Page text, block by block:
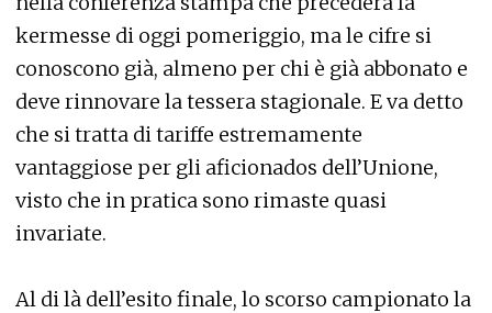
kermesse di oggi pomeriggio, ma le cifre si
conoscono già, almeno per chi è già abbonato e
deve rinnovare la tessera stagionale. E va detto
che si tratta di tariffe estremamente
vantaggiose per gli aficionados dell’Unione,
visto che in pratica sono rimaste quasi
invariate.
Al di là dell’esito finale, lo scorso campionato la